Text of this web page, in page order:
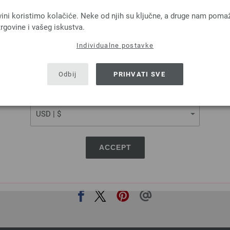
SHIPPING TO
USA - The United States of America
ACCEPT
koristimo kolačiće. Neke od njih su ključne, a druge nam
i vašeg iskustva.
Individualne postavke
Odbij PRIHVATI SVE
FELTRO
100 % Djevicavuna
otprilike 50 m / 50 g
za dostavu, Osnovna cijena: 58,80 € /
LINARTE
Većina igle: 4 - 4,5
3,28 €
3,83 $
kg